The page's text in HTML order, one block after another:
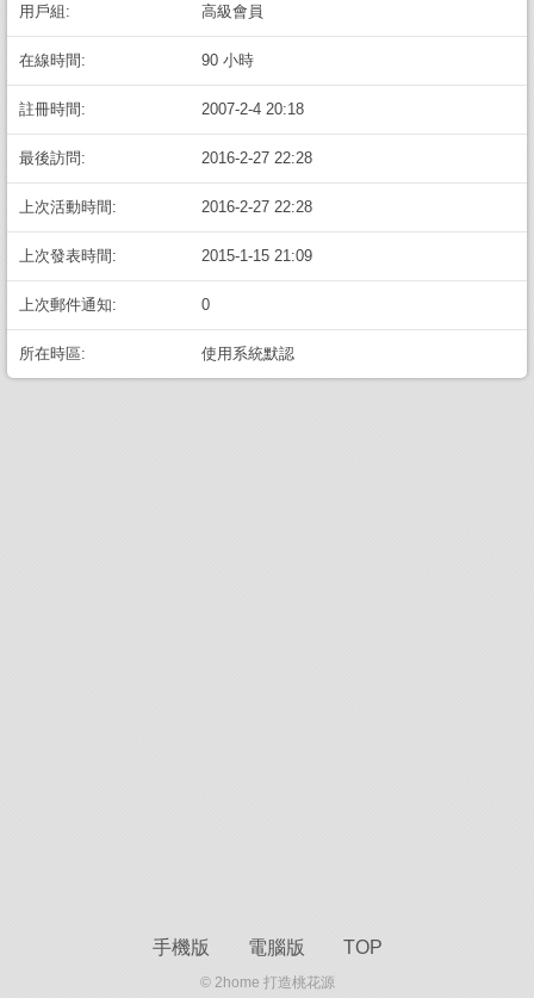
用戶組: 高級會員
在線時間: 90 小時
註冊時間: 2007-2-4 20:18
最後訪問: 2016-2-27 22:28
上次活動時間: 2016-2-27 22:28
上次發表時間: 2015-1-15 21:09
上次郵件通知: 0
所在時區: 使用系統默認
手機版 電腦版 TOP
© 2home 打造桃花源